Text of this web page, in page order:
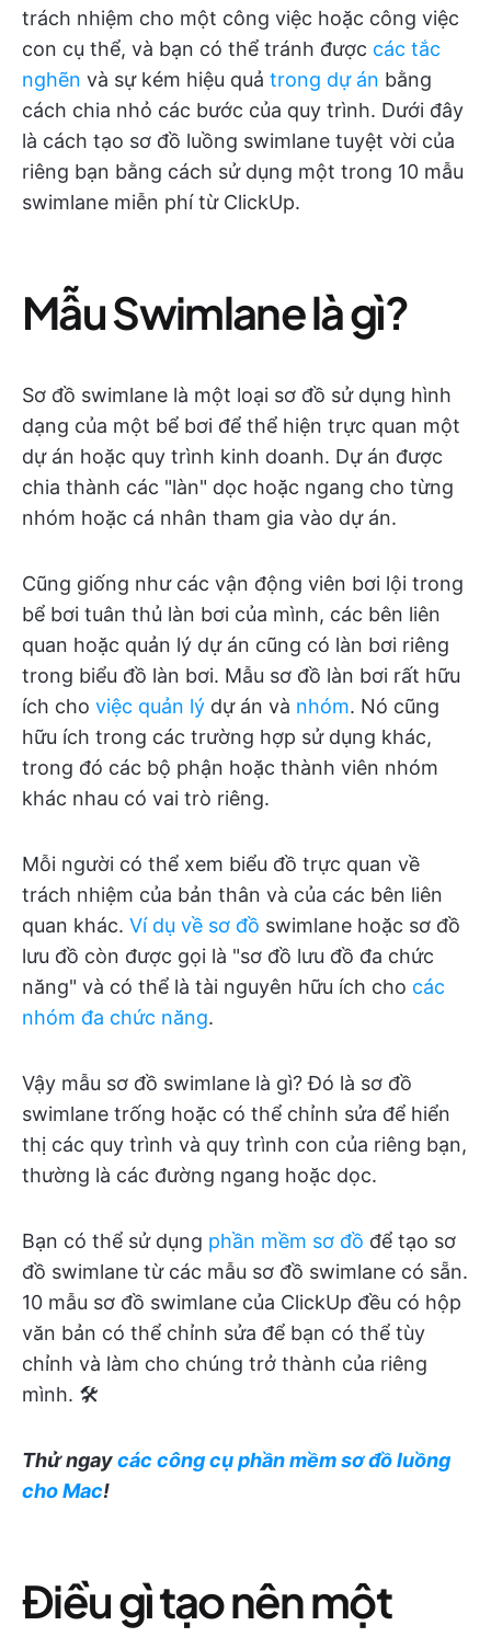
trách nhiệm cho một công việc hoặc công việc
con cụ thể, và bạn có thể tránh được các tắc
nghẽn và sự kém hiệu quả trong dự án bằng
cách chia nhỏ các bước của quy trình. Dưới đây
là cách tạo sơ đồ luồng swimlane tuyệt vời của
riêng bạn bằng cách sử dụng một trong 10 mẫu
swimlane miễn phí từ ClickUp.
Mẫu Swimlane là gì?
Sơ đồ swimlane là một loại sơ đồ sử dụng hình
dạng của một bể bơi để thể hiện trực quan một
dự án hoặc quy trình kinh doanh. Dự án được
chia thành các "làn" dọc hoặc ngang cho từng
nhóm hoặc cá nhân tham gia vào dự án.
Cũng giống như các vận động viên bơi lội trong
bể bơi tuân thủ làn bơi của mình, các bên liên
quan hoặc quản lý dự án cũng có làn bơi riêng
trong biểu đồ làn bơi. Mẫu sơ đồ làn bơi rất hữu
ích cho việc quản lý dự án và nhóm. Nó cũng
hữu ích trong các trường hợp sử dụng khác,
trong đó các bộ phận hoặc thành viên nhóm
khác nhau có vai trò riêng.
Mỗi người có thể xem biểu đồ trực quan về
trách nhiệm của bản thân và của các bên liên
quan khác. Ví dụ về sơ đồ swimlane hoặc sơ đồ
lưu đồ còn được gọi là "sơ đồ lưu đồ đa chức
năng" và có thể là tài nguyên hữu ích cho các
nhóm đa chức năng.
Vậy mẫu sơ đồ swimlane là gì? Đó là sơ đồ
swimlane trống hoặc có thể chỉnh sửa để hiển
thị các quy trình và quy trình con của riêng bạn,
thường là các đường ngang hoặc dọc.
Bạn có thể sử dụng phần mềm sơ đồ để tạo sơ
đồ swimlane từ các mẫu sơ đồ swimlane có sẵn.
10 mẫu sơ đồ swimlane của ClickUp đều có hộp
văn bản có thể chỉnh sửa để bạn có thể tùy
chỉnh và làm cho chúng trở thành của riêng
mình. 🛠️
Thử ngaycác công cụ phần mềm sơ đồ luồng
cho Mac!
Điều gì tạo nên một